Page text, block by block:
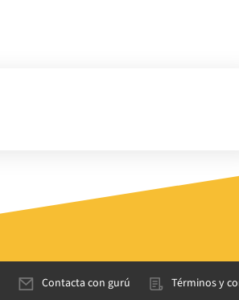
Contacta con gurú Términos y